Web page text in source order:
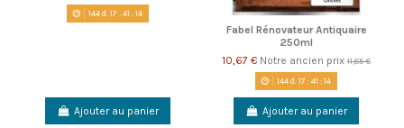
144d. 17 :41 :14
Ajouter au panier
Fabel Rénovateur Antiquaire
250ml
10,67 € Notre ancien prix 11,85 €
144d. 17 :41 :14
Ajouter au panier